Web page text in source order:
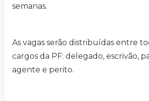
semanas.
As vagas serão distribuídas entre
cargos da PF: delegado, escrivão,
agente e perito.